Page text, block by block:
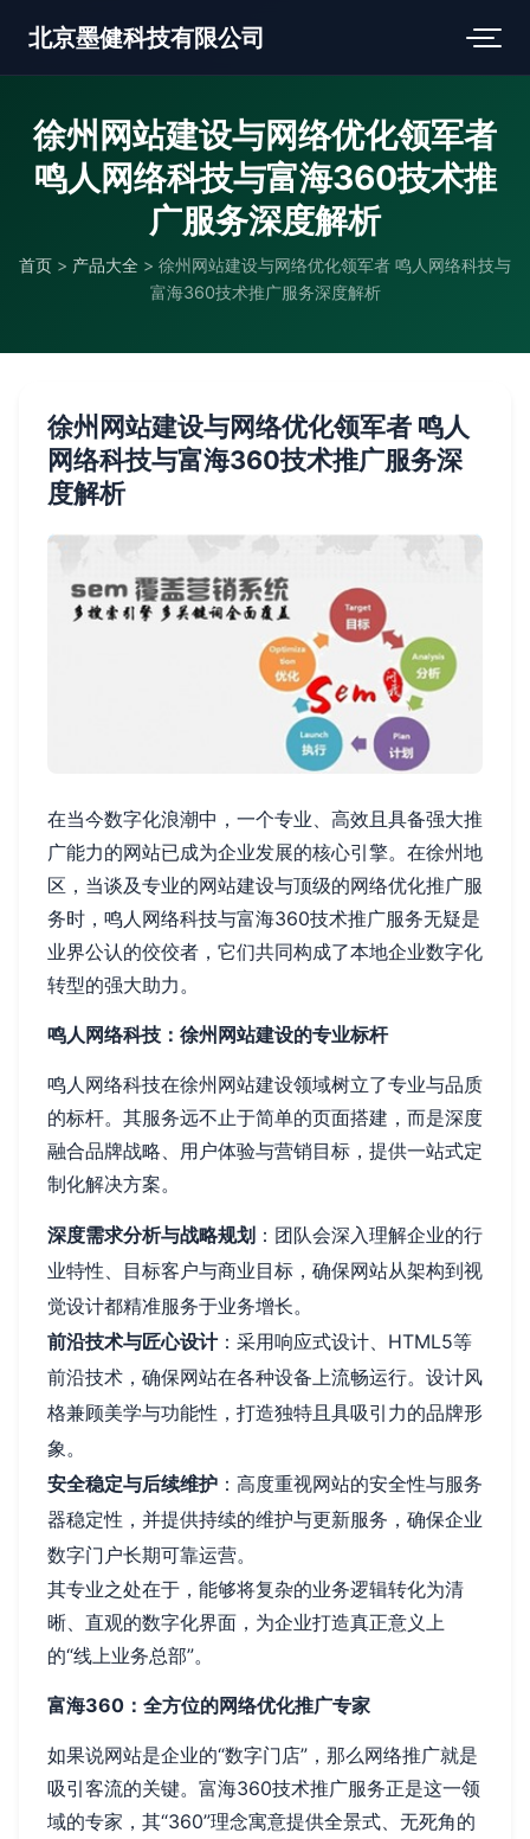
北京墨健科技有限公司
徐州网站建设与网络优化领军者
鸣人网络科技与富海360技术推
广服务深度解析
首页 > 产品大全 > 徐州网站建设与网络优化领军者 鸣人网络科技与
富海360技术推广服务深度解析
徐州网站建设与网络优化领军者 鸣人
网络科技与富海360技术推广服务深
度解析
在当今数字化浪潮中，一个专业、高效且具备强大推
广能力的网站已成为企业发展的核心引擎。在徐州地
区，当谈及专业的网站建设与顶级的网络优化推广服
务时，鸣人网络科技与富海360技术推广服务无疑是
业界公认的佼佼者，它们共同构成了本地企业数字化
转型的强大助力。
鸣人网络科技：徐州网站建设的专业标杆
鸣人网络科技在徐州网站建设领域树立了专业与品质
的标杆。其服务远不止于简单的页面搭建，而是深度
融合品牌战略、用户体验与营销目标，提供一站式定
制化解决方案。
深度需求分析与战略规划 ：团队会深入理解企业的行
业特性、目标客户与商业目标，确保网站从架构到视
觉设计都精准服务于业务增长。
前沿技术与匠心设计：采用响应式设计、HTML5等
前沿技术，确保网站在各种设备上流畅运行。设计风
格兼顾美学与功能性，打造独特且具吸引力的品牌形
象。
安全稳定与后续维护 ：高度重视网站的安全性与服务
器稳定性，并提供持续的维护与更新服务，确保企业
数字门户长期可靠运营。
其专业之处在于，能够将复杂的业务逻辑转化为清
晰、直观的数字化界面，为企业打造真正意义上
的“线上业务总部”。
富海360：全方位的网络优化推广专家
如果说网站是企业的“数字门店”，那么网络推广就是
吸引客流的关键。富海360技术推广服务正是这一领
域的专家，其“360”理念寓意提供全景式、无死角的